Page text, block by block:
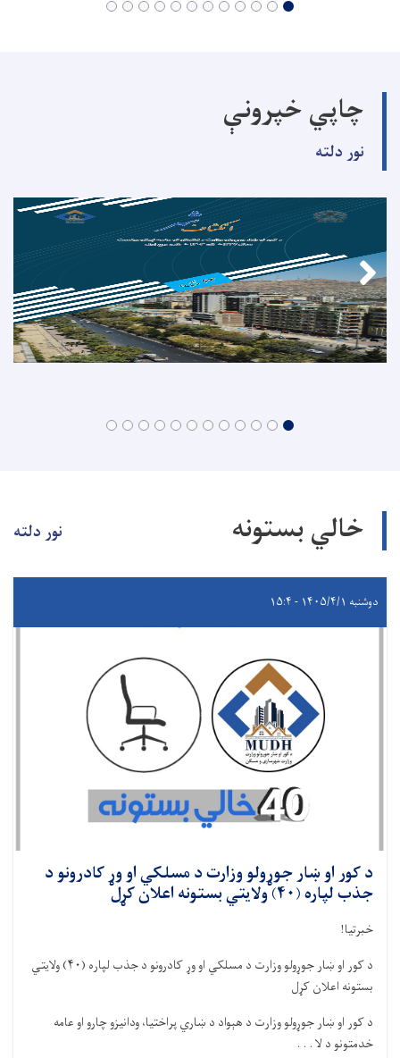
چاپي خپرونې
نور دلته
خالي بستونه نور دلته
دوشنبه ۱۴۰۵/۴/۱ - ۱۵:۴
د کور او ښار جوړولو وزارت د مسلکي او وړ کادرونو د
جذب لپاره (۴۰) ولایتي بستونه اعلان کړل
خبرتیا!
د کور او ښار جوړولو وزارت د مسلکي او وړ کادرونو د جذب لپاره (۴۰) ولایتي
بستونه اعلان کړل
د کور او ښار جوړولو وزارت د هېواد د ښاري پراختیا، ودانیزو چارو او عامه
خدمتونو د لا . . .